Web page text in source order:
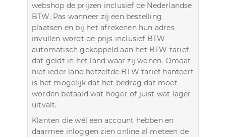
webshop de prijzen inclusief de Nederlandse
BTW. Pas wanneer zij een bestelling
plaatsen en bij het afrekenen hun adres
invullen wordt de prijs inclusief BTW
automatisch gekoppeld aan het BTW tarief
dat geldt in het land waar zij wonen. Omdat
niet ieder land hetzelfde BTW tarief hanteert
is het mogelijk dat het bedrag dat moet
worden betaald wat hoger of juist wat lager
uitvalt.
Klanten die wél een account hebben en
daarmee inloggen zien online al meteen de